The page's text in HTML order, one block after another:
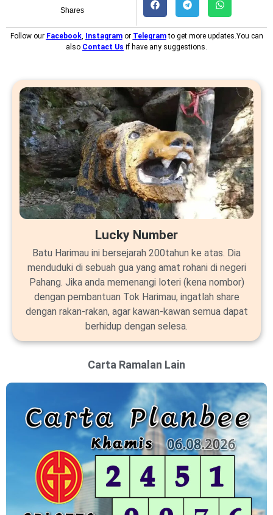
Shares
Follow our Facebook, Instagramor Telegramto get more updates.You can
also Contact Us if have any suggestions.
Lucky Number
Batu Harimau ini bersejarah 200tahun ke atas. Dia
menduduki di sebuah gua yang amat rohani di negeri
Pahang. Jika anda memenangi loteri (kena nombor)
dengan pembantuan Tok Harimau, ingatlah share
dengan rakan-rakan, agar kawan-kawan semua dapat
berhidup dengan selesa.
Carta Ramalan Lain